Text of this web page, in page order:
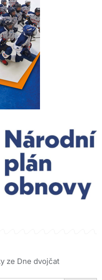
ze Dne dvojčat